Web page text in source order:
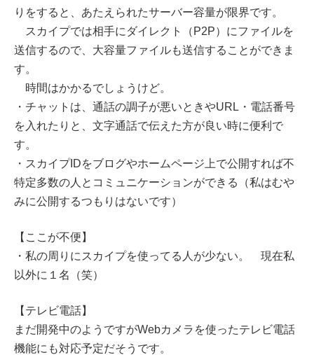
りをすると、あたえられたサーバー容量が限界です。
スカイプでは相手にダイレクト（P2P）にファイルを
送信するので、大容量ファイルも送信することができま
す。
時間はかかるでしょうけど。
・チャットは、通話の調子が悪いときやURL・電話番号
を入れたりと、文字通話で伝えた方が良い時に便利で
す。
・スカイプIDをブログやホームページ上で公開すれば不
特定多数の人とコミュニケーションができる（私はむや
みに公開するつもりはないです）
【ここが不便】
・私の周りにスカイプを使ってる人が少ない。 現在私
以外に１名（笑）
【テレビ電話】
まだ開発中のようですがWebカメラを使ったテレビ電話
機能にも対応予定だそうです。